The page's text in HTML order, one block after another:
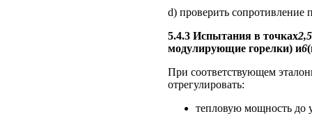
d) проверить сопротивление
5.4.3 Испытания в точках2,5
модулирующие горелки) и6
При соответствующем
отрегулировать:
тепловую мощность до